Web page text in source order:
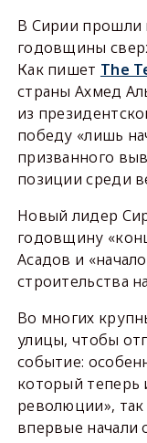
В Сирии прошли
годовщины
Как пишет The
страны Ахмед
из
победу «лишь
призванного
позиции среди
Новый лидер
годовщину
Асадов и
строительства
Во многих
улицы, чтобы
событие:
который теперь
революции»,
впервые начали